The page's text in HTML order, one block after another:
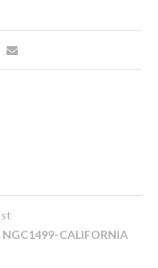
NGC1499-CALIFORNIA